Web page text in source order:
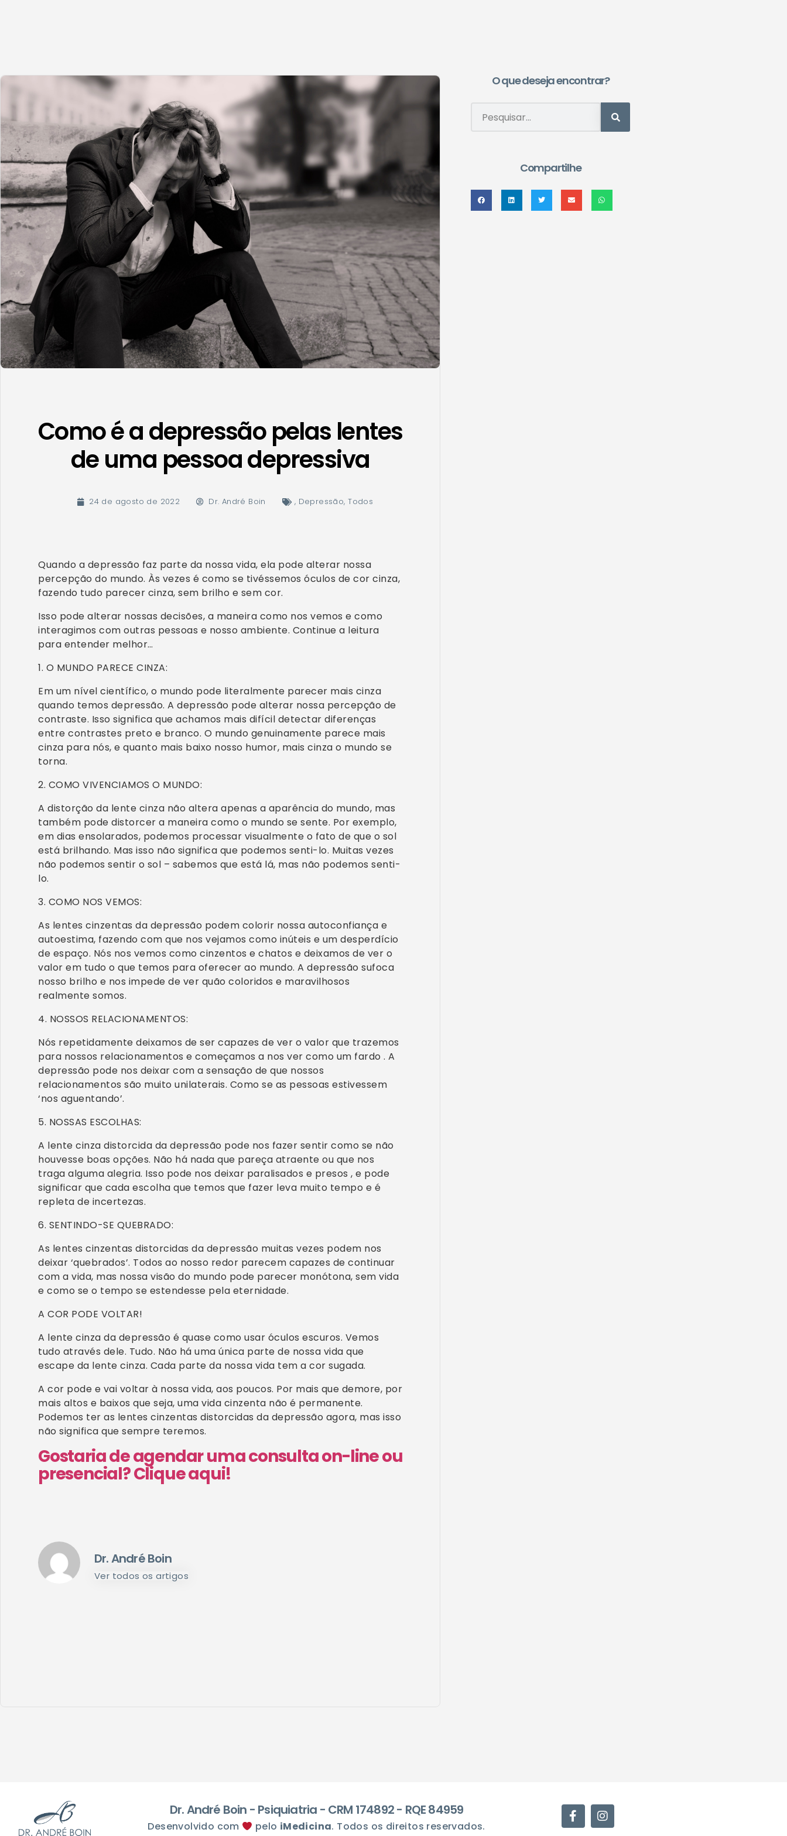
Como é a depressão pelas lentes
de uma pessoa depressiva
24 de agosto de 2022 Dr. André Boin , Depressão,Todos
Quando a depressão faz parte da nossa vida, ela pode alterar nossa
percepção do mundo. Às vezes é como se tivéssemos óculos de cor cinza,
fazendo tudo parecer cinza, sem brilho e sem cor.
Isso pode alterar nossas decisões, a maneira como nos vemos e como
interagimos com outras pessoas e nosso ambiente. Continue a leitura
para entender melhor…
1. O MUNDO PARECE CINZA:
Em um nível científico, o mundo pode literalmente parecer mais cinza
quando temos depressão. A depressão pode alterar nossa percepção de
contraste. Isso significa que achamos mais difícil detectar diferenças
entre contrastes preto e branco. O mundo genuinamente parece mais
cinza para nós, e quanto mais baixo nosso humor, mais cinza o mundo se
torna.
2. COMO VIVENCIAMOS O MUNDO:
A distorção da lente cinza não altera apenas a aparência do mundo, mas
também pode distorcer a maneira como o mundo se sente. Por exemplo,
em dias ensolarados, podemos processar visualmente o fato de que o sol
está brilhando. Mas isso não significa que podemos senti-lo. Muitas vezes
não podemos sentir o sol – sabemos que está lá, mas não podemos senti-
lo.
3. COMO NOS VEMOS:
As lentes cinzentas da depressão podem colorir nossa autoconfiança e
autoestima, fazendo com que nos vejamos como inúteis e um desperdício
de espaço. Nós nos vemos como cinzentos e chatos e deixamos de ver o
valor em tudo o que temos para oferecer ao mundo. A depressão sufoca
nosso brilho e nos impede de ver quão coloridos e maravilhosos
realmente somos.
4. NOSSOS RELACIONAMENTOS:
Nós repetidamente deixamos de ser capazes de ver o valor que trazemos
para nossos relacionamentos e começamos a nos ver como um fardo . A
depressão pode nos deixar com a sensação de que nossos
relacionamentos são muito unilaterais. Como se as pessoas estivessem
‘nos aguentando’.
5. NOSSAS ESCOLHAS:
A lente cinza distorcida da depressão pode nos fazer sentir como se não
houvesse boas opções. Não há nada que pareça atraente ou que nos
traga alguma alegria. Isso pode nos deixar paralisados ​​e presos , e pode
significar que cada escolha que temos que fazer leva muito tempo e é
repleta de incertezas.
6. SENTINDO-SE QUEBRADO:
As lentes cinzentas distorcidas da depressão muitas vezes podem nos
deixar ‘quebrados’. Todos ao nosso redor parecem capazes de continuar
com a vida, mas nossa visão do mundo pode parecer monótona, sem vida
e como se o tempo se estendesse pela eternidade.
A COR PODE VOLTAR!
A lente cinza da depressão é quase como usar óculos escuros. Vemos
tudo através dele. Tudo. Não há uma única parte de nossa vida que
escape da lente cinza. Cada parte da nossa vida tem a cor sugada.
A cor pode e vai voltar à nossa vida, aos poucos. Por mais que demore, por
mais altos e baixos que seja, uma vida cinzenta não é permanente.
Podemos ter as lentes cinzentas distorcidas da depressão agora, mas isso
não significa que sempre teremos.
Gostaria de agendar uma consulta on-line ou
presencial? Clique aqui!
Dr. André Boin
Ver todos os artigos
O que deseja encontrar?
Compartilhe
Dr. André Boin - Psiquiatria - CRM 174892 - RQE 84959
Desenvolvido com pelo iMedicina. Todos os direitos reservados.